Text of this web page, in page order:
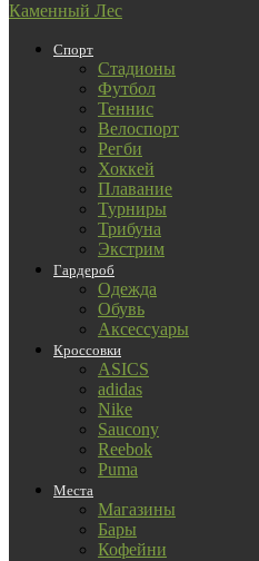
Каменный Лес
Спорт
Стадионы
Футбол
Теннис
Велоспорт
Регби
Хоккей
Плавание
Турниры
Трибуна
Экстрим
Гардероб
Одежда
Обувь
Аксессуары
Кроссовки
ASICS
adidas
Nike
Saucony
Reebok
Puma
Места
Магазины
Бары
Кофейни